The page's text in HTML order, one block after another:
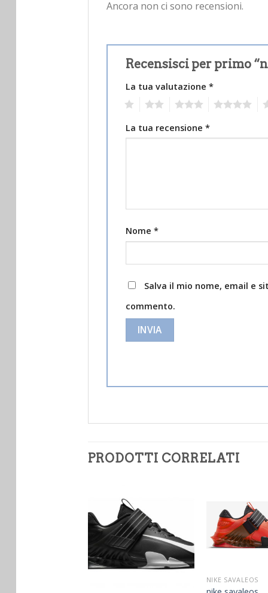
Ancora non ci sono recensioni.
Recensisci per primo
La tua valutazione *
La tua recensione *
Nome *
Salva il mio nome, email e
commento.
PRODOTTI CORRELATI
NIKE SAVALEOS